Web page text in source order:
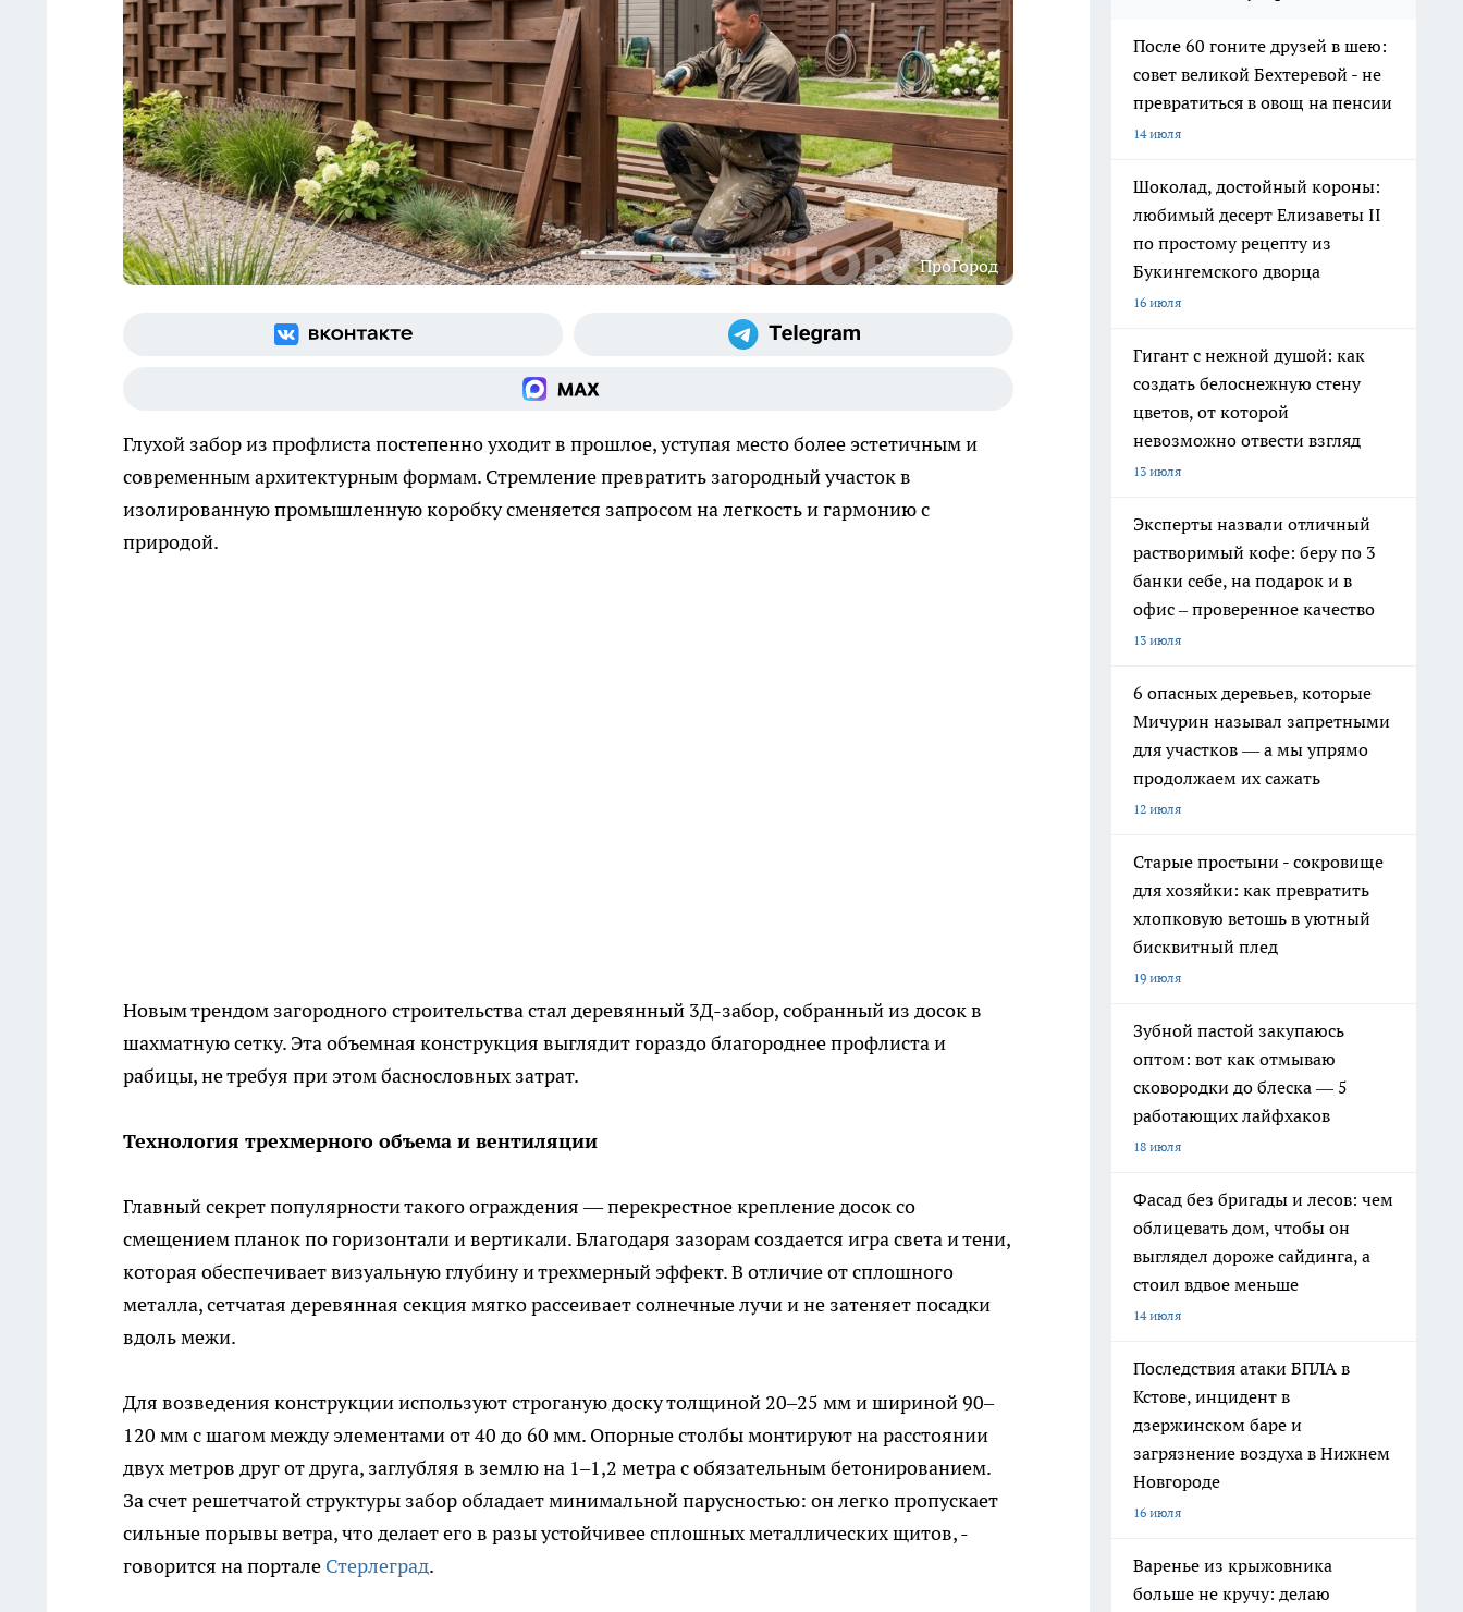
ПроГород
Глухой забор из профлиста постепенно уходит в прошлое, уступая место более эстетичным и
современным архитектурным формам. Стремление превратить загородный участок в
изолированную промышленную коробку сменяется запросом на легкость и гармонию с
природой.
Новым трендом загородного строительства стал деревянный 3Д-забор, собранный из досок в
шахматную сетку. Эта объемная конструкция выглядит гораздо благороднее профлиста и
рабицы, не требуя при этом баснословных затрат.
Технология трехмерного объема и вентиляции
Главный секрет популярности такого ограждения — перекрестное крепление досок со
смещением планок по горизонтали и вертикали. Благодаря зазорам создается игра света и тени,
которая обеспечивает визуальную глубину и трехмерный эффект. В отличие от сплошного
металла, сетчатая деревянная секция мягко рассеивает солнечные лучи и не затеняет посадки
вдоль межи.
Для возведения конструкции используют строганую доску толщиной 20–25 мм и шириной 90–
120 мм с шагом между элементами от 40 до 60 мм. Опорные столбы монтируют на расстоянии
двух метров друг от друга, заглубляя в землю на 1–1,2 метра с обязательным бетонированием.
За счет решетчатой структуры забор обладает минимальной парусностью: он легко пропускает
сильные порывы ветра, что делает его в разы устойчивее сплошных металлических щитов, -
говорится на портале Стерлеград.
После 60 гоните друзей в шею:
совет великой Бехтеревой - не
превратиться в овощ на пенсии
14 июля
Шоколад, достойный короны:
любимый десерт Елизаветы II
по простому рецепту из
Букингемского дворца
16 июля
Гигант с нежной душой: как
создать белоснежную стену
цветов, от которой
невозможно отвести взгляд
13 июля
Эксперты назвали отличный
растворимый кофе: беру по 3
банки себе, на подарок и в
офис – проверенное качество
13 июля
6 опасных деревьев, которые
Мичурин называл запретными
для участков — а мы упрямо
продолжаем их сажать
12 июля
Старые простыни - сокровище
для хозяйки: как превратить
хлопковую ветошь в уютный
бисквитный плед
19 июля
Зубной пастой закупаюсь
оптом: вот как отмываю
сковородки до блеска — 5
работающих лайфхаков
18 июля
Фасад без бригады и лесов: чем
облицевать дом, чтобы он
выглядел дороже сайдинга, а
стоил вдвое меньше
14 июля
Последствия атаки БПЛА в
Кстове, инцидент в
дзержинском баре и
загрязнение воздуха в Нижнем
Новгороде
16 июля
Варенье из крыжовника
больше не кручу: делаю